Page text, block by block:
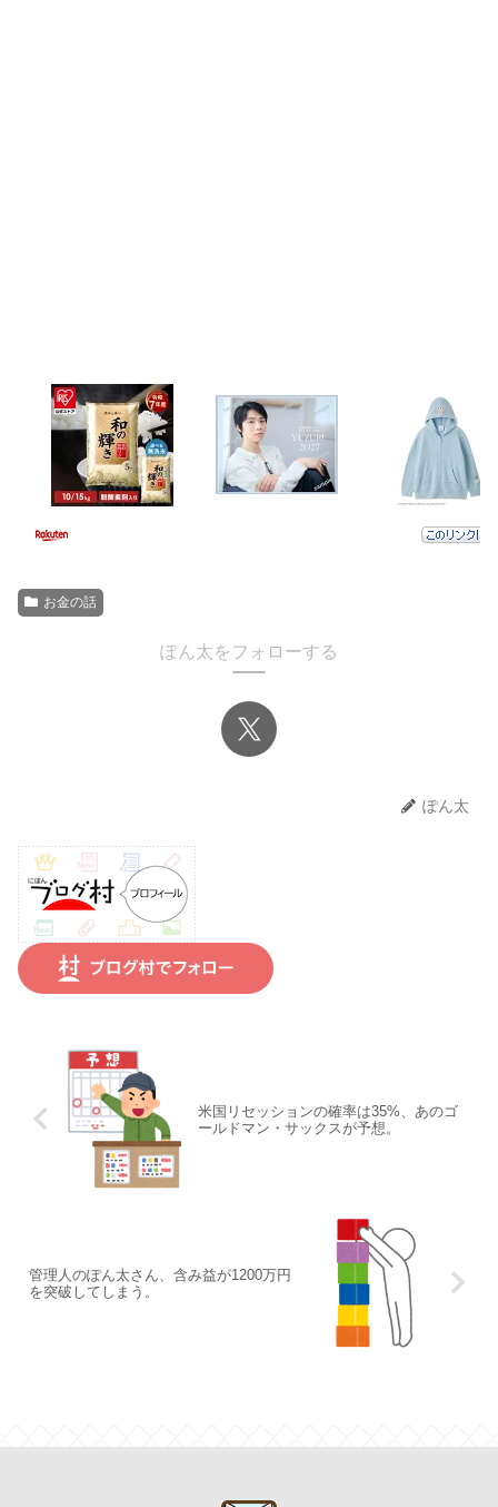
お金の話
ぽん太をフォローする
ぽん太
米国リセッションの確率は35%、あのゴ
ールドマン・サックスが予想。
管理人のぽん太さん、含み益が1200万円
を突破してしまう。